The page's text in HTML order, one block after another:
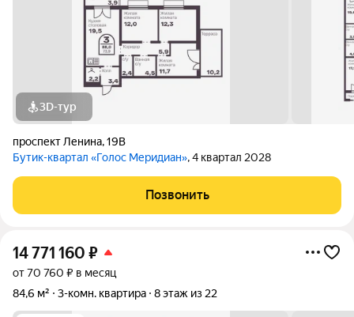
3D-тур
проспект Ленина,19В
Бутик-квартал «Голос Меридиан», 4 квартал 2028
Позвонить
14 771 160 ₽
от 70 760 ₽ в месяц
84,6 м²
3-комн. квартира 8 этаж из 22